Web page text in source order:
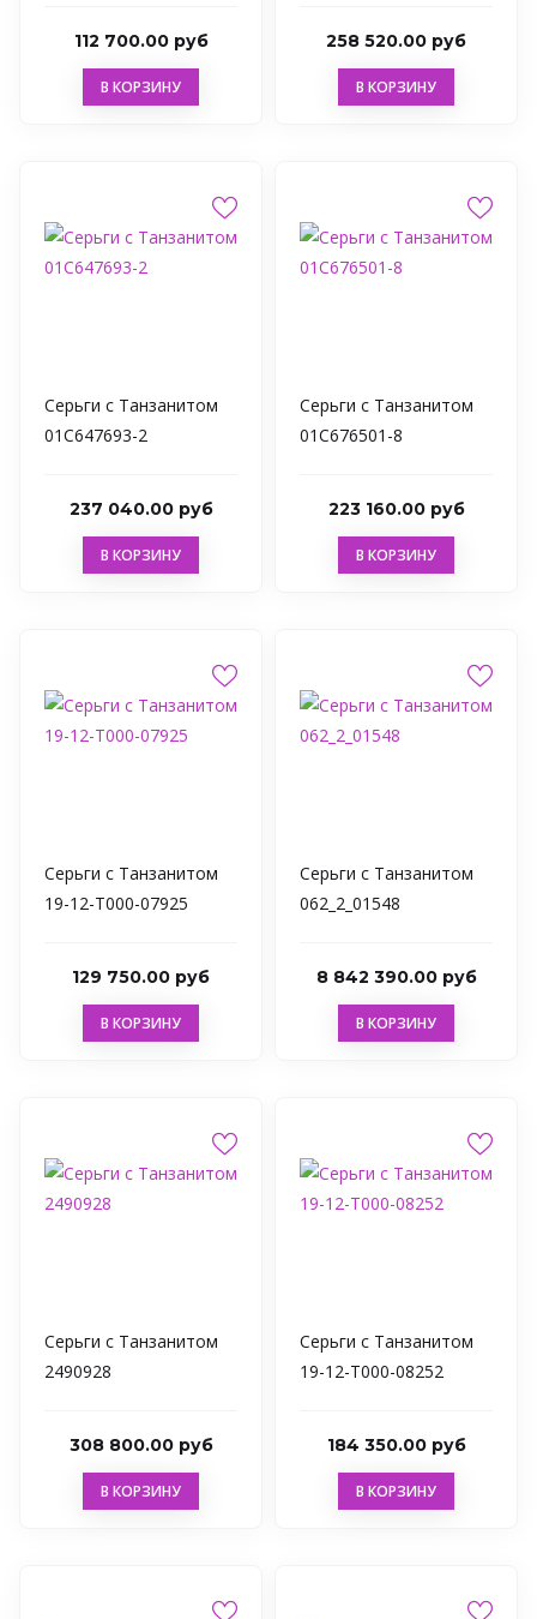
112 700.00 руб
В КОРЗИНУ
258 520.00 руб
В КОРЗИНУ
Серьги с Танзанитом
01С647693-2
237 040.00 руб
В КОРЗИНУ
Серьги с Танзанитом
01С676501-8
223 160.00 руб
В КОРЗИНУ
Серьги с Танзанитом
19-12-T000-07925
129 750.00 руб
В КОРЗИНУ
Серьги с Танзанитом
062_2_01548
8 842 390.00 руб
В КОРЗИНУ
Серьги с Танзанитом
2490928
308 800.00 руб
В КОРЗИНУ
Серьги с Танзанитом
19-12-T000-08252
184 350.00 руб
В КОРЗИНУ